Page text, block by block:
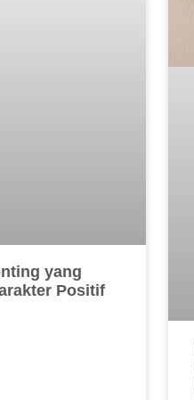
yang
Positif